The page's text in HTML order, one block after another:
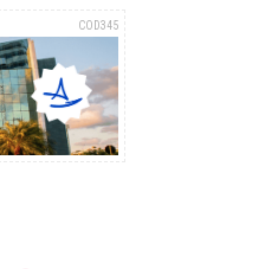
COD345